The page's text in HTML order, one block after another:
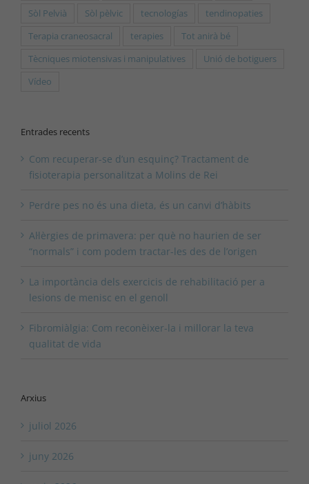
Sòl Pelvià
Sòl pèlvic tecnologías
tendinopaties
Terapia craneosacral
terapies
Tot anirà bé
Tècniques miotensivas i manipulatives
Unió de botiguers
Vídeo
Entrades recents
Com recuperar-se d’un esquinç? Tractament de
fisioterapia personalitzat a Molins de Rei
Perdre pes no és una dieta, és un canvi d’hàbits
Al·lèrgies de primavera: per què no haurien de ser
“normals” i com podem tractar-les des de l’origen
La importància dels exercicis de rehabilitació per a
lesions de menisc en el genoll
Fibromiàlgia: Com reconèixer-la i millorar la teva
qualitat de vida
Arxius
juliol 2026
juny 2026